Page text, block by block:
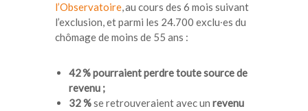
l’Observatoire, au cours des 6 mois suivant
l’exclusion, et parmi les 24.700 exclu∙es du
chômage de moins de 55 ans :
42 % pourraient perdre toute source de
revenu ;
32 %se retrouveraient avec un revenu